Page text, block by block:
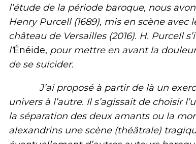
l’étude de la période baroque, nous
Henry Purcell (1689), mis en scène
château de Versailles (2016). H. Purcell
l’Énéide, pour mettre en avant la
de se suicider.
J’ai proposé à partir de là un
univers à l’autre. Il s’agissait de choisir
la séparation des deux amants ou la
alexandrins une scène (théâtrale)